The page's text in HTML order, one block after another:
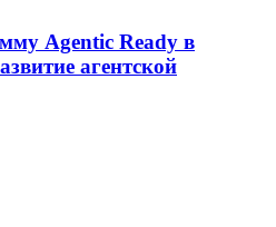
Agentic Ready в
агентской